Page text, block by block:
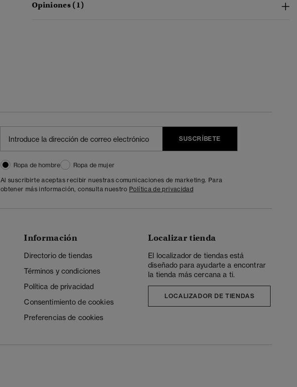
Opiniones (1)
SUSCRÍBETE
Ropa de hombre
Ropa de mujer
Al suscribirte aceptas recibir nuestras comunicaciones de marketing. Para
obtener más información, consulta nuestro Política de privacidad
Información
Directorio de tiendas
Términos y condiciones
Política de privacidad
Consentimiento de cookies
Preferencias de cookies
Localizar tienda
El localizador de tiendas está
diseñado para ayudarte a encontrar
la tienda más cercana a ti.
LOCALIZADOR DE TIENDAS